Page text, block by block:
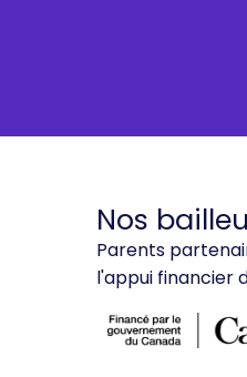
Nos
Parents
l'appui financier